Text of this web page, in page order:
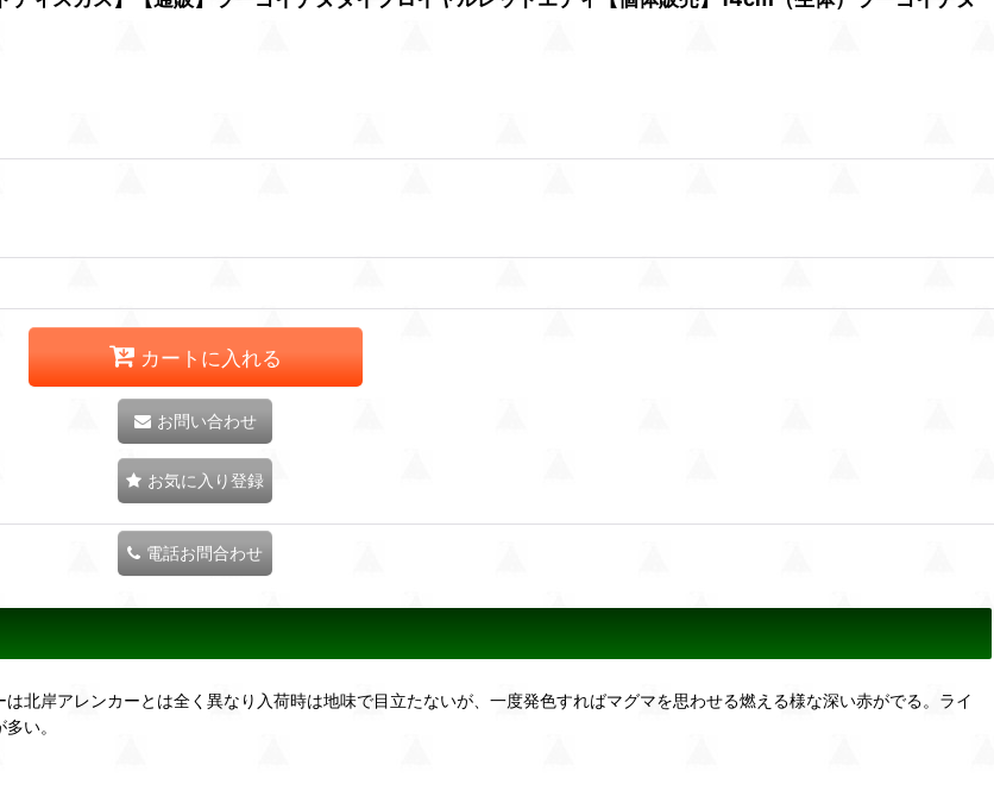
カートに入れる
お問い合わせ
お気に入り登録
電話お問合わせ
北岸アレンカーとは全く異なり入荷時は地味で目立たないが、一度発色すればマグマを思わせる燃える様な深い赤がでる。ライ
い。